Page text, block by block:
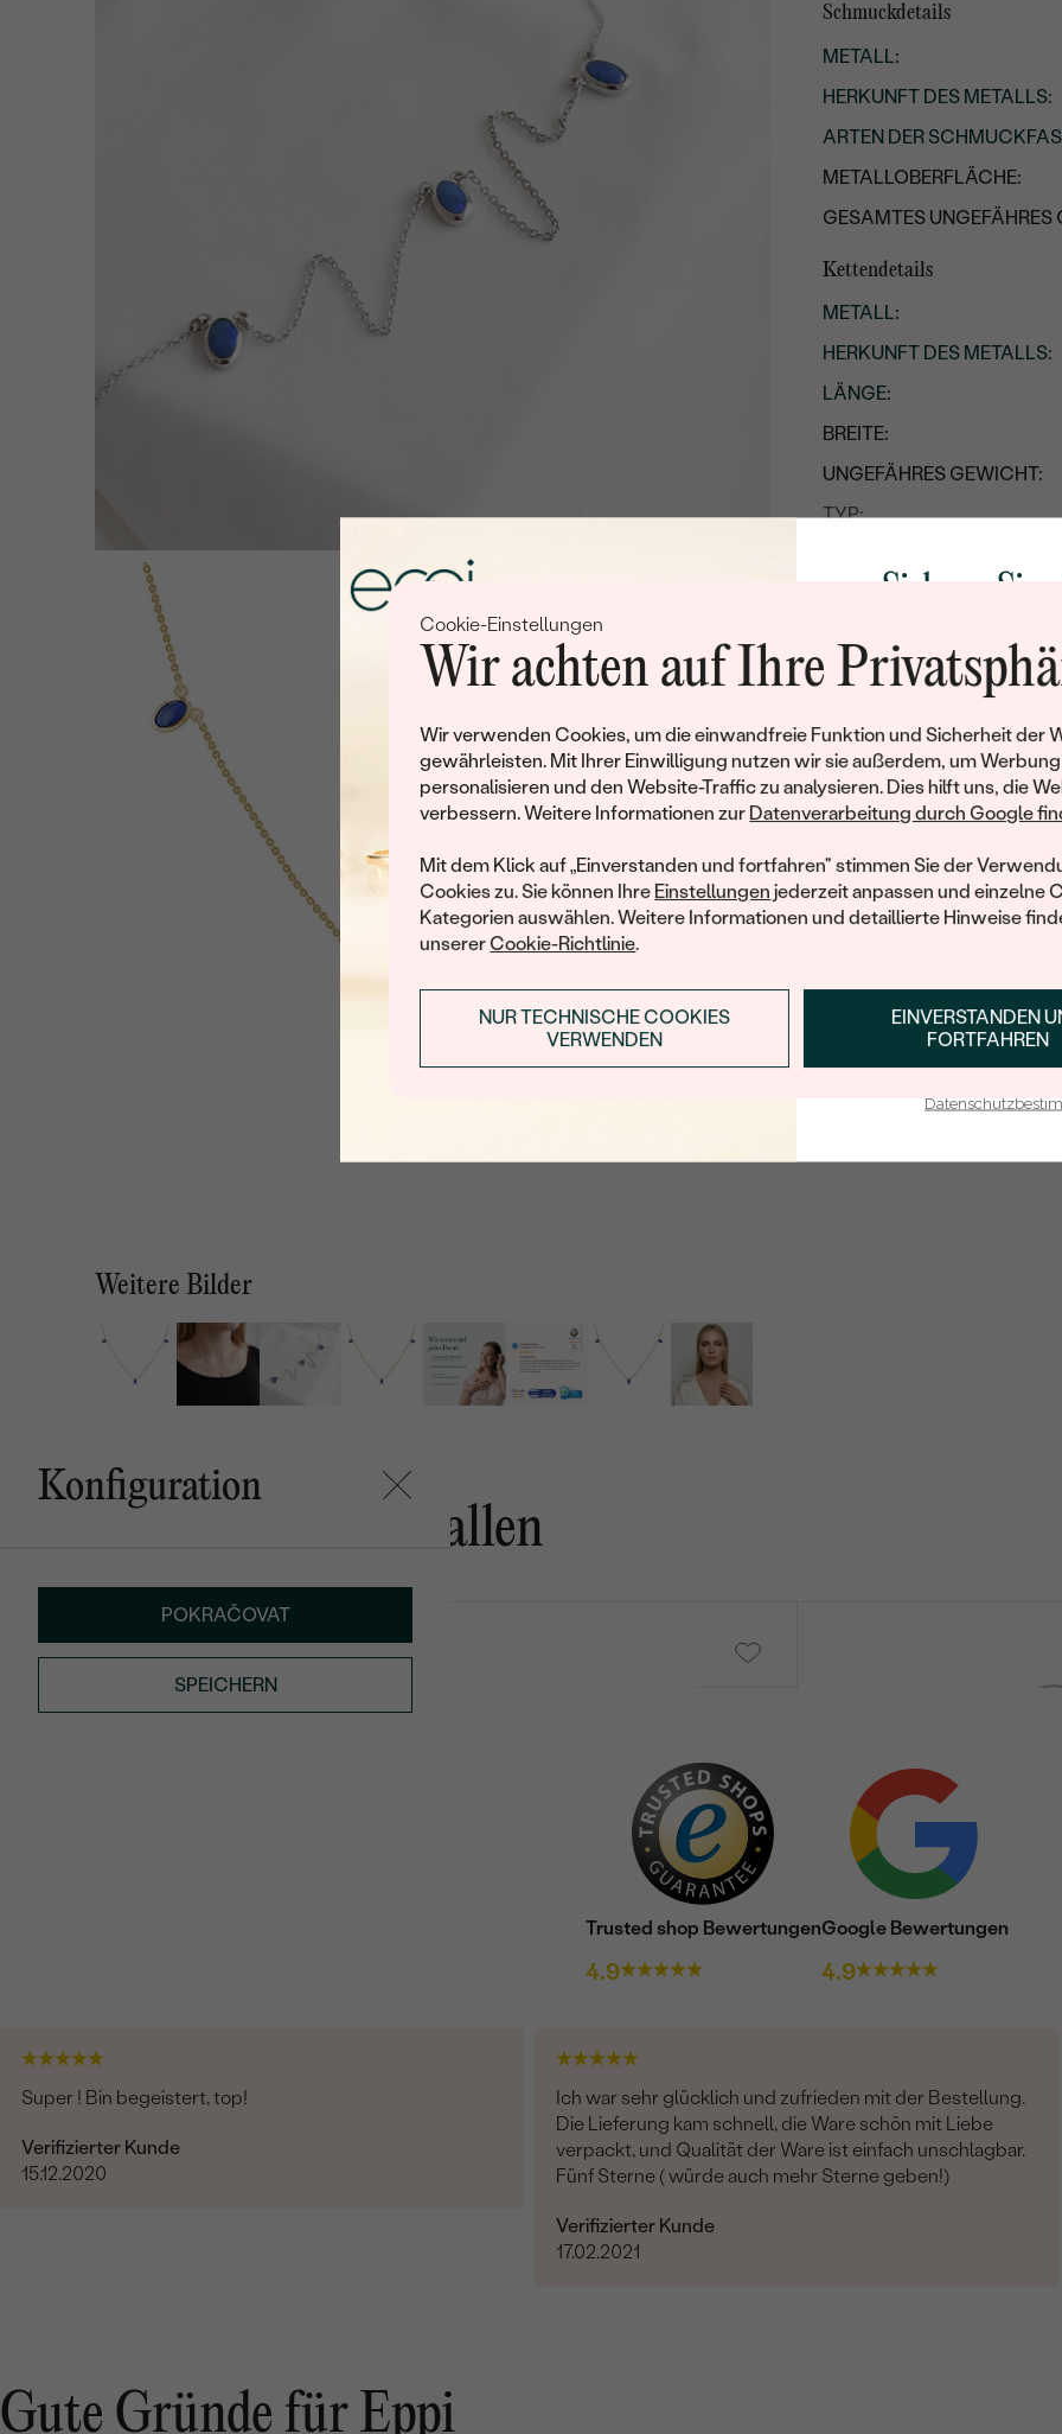
Cookie-Einstellungen
Wir achten auf Ihre
Wir verwenden Cookies, um die einwandfreie Funktion und Sicherheit der
gewährleisten. Mit Ihrer Einwilligung nutzen wir sie außerdem, um Werbung
personalisieren und den Website-Traffic zu analysieren. Dies hilft uns, die
verbessern. Weitere Informationen zur Datenverarbeitung durch Google
Mit dem Klick auf „Einverstanden und fortfahren" stimmen Sie der
Cookies zu. Sie können Ihre Einstellungen jederzeit anpassen und einzelne
Kategorien auswählen. Weitere Informationen und detaillierte Hinweise
unsererCookie-Richtlinie.
EINVERSTANDEN
FORTFAHREN
NUR TECHNISCHE COOKIES
VERWENDEN
Weitere Bilder
Schmuckdetails
METALL:
HERKUNFT DES METALLS:
ARTEN DER
METALLOBERFLÄCHE:
GESAMTES UNGEFÄHRES
Kettendetails
METALL:
HERKUNFT DES METALLS:
LÄNGE:
BREITE:
UNGEFÄHRES GEWICHT:
TYP:
Details des eingesetzten
ANZAHL:
KARATGEWICHT:
ABMESSUNGEN:
FARBE:
FORM:
SCHLIFF:
HERKUNFT:
Konfiguration
POKRAČOVAT
SPEICHERN
Das könnte Ihnen gefallen
€ 649
Trusted shop Bewertungen
4.9
Google Bewertungen
4.9
Super ! Bin begeistert, top!
Verifizierter Kunde
15.12.2020
Ich war sehr glücklich und zufrieden mit der Bestellung.
Die Lieferung kam schnell, die Ware schön mit Liebe
verpackt, und Qualität der Ware ist einfach unschlagbar.
Fünf Sterne ( würde auch mehr Sterne geben!)
Verifizierter Kunde
17.02.2021
Gute Gründe für Eppi
Sichern Sie
Rabatt auf
Werden Sie Teil
und entdecken Sie die
gefertigten Schmucks
Ihren ersten
ANMELDEN &
E-Mail-Adresse je bei uns in